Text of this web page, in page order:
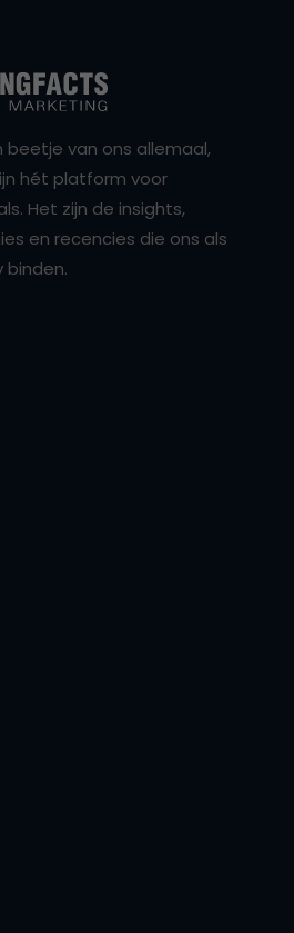
van ons allemaal,
hét platform voor
Het zijn de insights,
en recencies die ons als